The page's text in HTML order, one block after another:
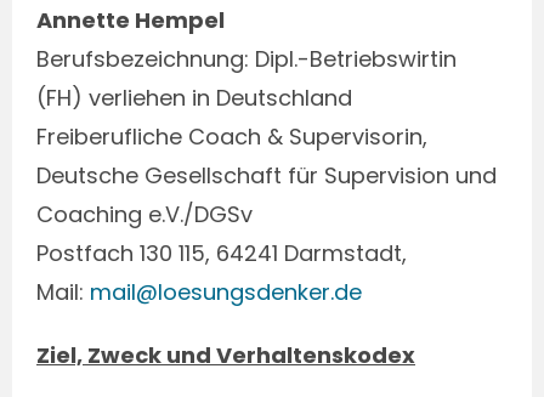
Annette Hempel
Berufsbezeichnung: Dipl.-Betriebswirtin
(FH) verliehen in Deutschland
Freiberufliche Coach & Supervisorin,
Deutsche Gesellschaft für Supervision und
Coaching e.V./DGSv
Postfach 130 115, 64241 Darmstadt,
Mail: mail@loesungsdenker.de
Ziel, Zweck und Verhaltenskodex